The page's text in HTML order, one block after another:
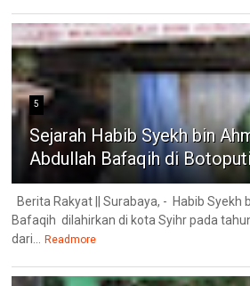
5
Sejarah Habib Syekh bin
Abdullah Bafaqih di
Berita Rakyat || Surabaya, - Habib Syekh
Bafaqih dilahirkan di kota Syihr pada
dari...
Readmore